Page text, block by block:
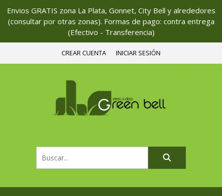
Envios GRATIS zona La Plata, Gonnet, City Bell y alrededores
(consultar por otras zonas). Formas de pago: contra entrega
(Efectivo - Transferencia)
CREAR CUENTA INICIAR SESIÓN